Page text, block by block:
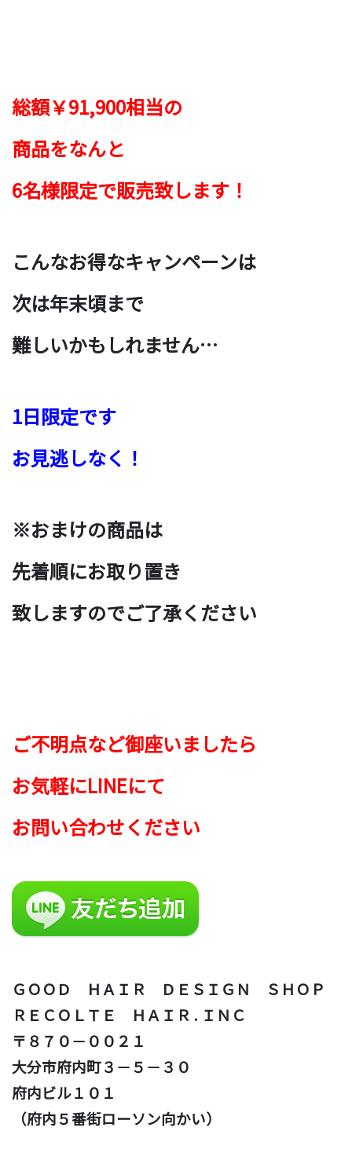
総額￥91,900相当の
商品をなんと
6名様限定で販売致します！
こんなお得なキャンペーンは
次は年末頃まで
難しいかもしれません…
1日限定です
お見逃しなく！
※おまけの商品は
先着順にお取り置き
致しますのでご了承ください
ご不明点など御座いましたら
お気軽にLINEにて
お問い合わせください
ＧＯＯＤ ＨＡＩＲ ＤＥＳＩＧＮ ＳＨＯＰ
ＲＥＣＯＬＴＥ ＨＡＩＲ . ＩＮＣ
〒８７０－００２１
大分市府内町３－５－３０
府内ビル１０１
（府内５番街ローソン向かい）